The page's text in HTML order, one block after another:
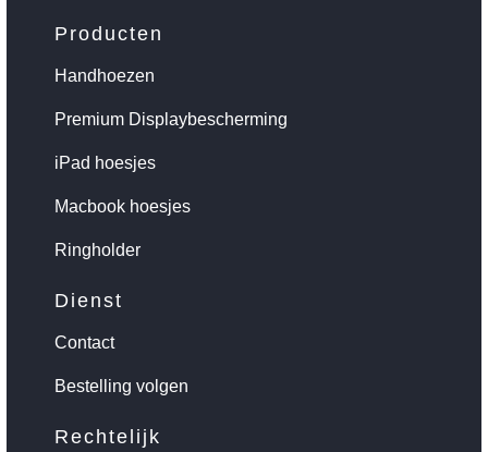
Producten
Handhoezen
Premium Displaybescherming
iPad hoesjes
Macbook hoesjes
Ringholder
Dienst
Contact
Bestelling volgen
Rechtelijk